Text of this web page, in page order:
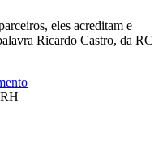
eles acreditam e
Ricardo Castro, da RC